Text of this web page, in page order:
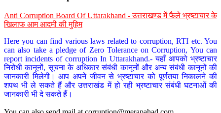
Anti Corruption Board Of Uttarakhand - उत्तराखण्ड में फैले भ्रष्टाचार के
खिलाफ आम आदमी की मुहिम
Here you can find various laws related to corruption, RTI etc. You
can also take a pledge of Zero Tolerance on Corruption, You can
report incidents of corruption In Uttarakhand.- यहाँ आपको भ्रष्टाचार
निरोधी कानूनों, सूचना के अधिकार संबंधी कानूनों और अन्य संबंधी कानूनों की
जानकारी मिलेगी। आप अपने जीवन से भ्रष्टाचार को पूर्णतया निकालने की
शपथ भी ले सकते हैं और उत्तराखंड में हो रही भ्रष्टाचार संबंधी घटनाओं की
जानकारी भी दे सकते हैं।